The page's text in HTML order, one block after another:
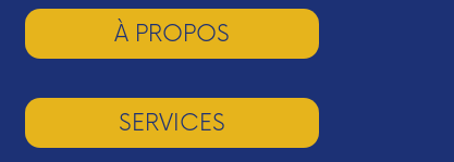
À PROPOS
SERVICES